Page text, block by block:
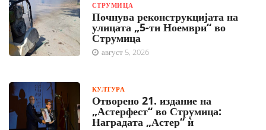
СТРУМИЦА
Почнува реконструкцијата на
улицата „5-ти Ноември“ во
Струмица
август 5, 2026
КУЛТУРА
Отворено 21. издание на
„Астерфест“ во Струмица:
Наградата „Астер“ ѝ